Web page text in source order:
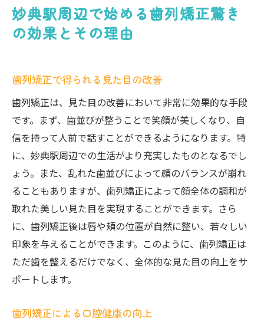
歯列矯正が必要な理由とは
理想の笑顔を手に入れる歯列矯正妙典駅周辺の
おすすめクリニックの選び方
妙典駅周辺の最新設備を備えたクリニック
歯列矯正の専門医とは
患者の声から見るクリニックの評判
クリニック訪問記：体験レビュー
予約前に知っておきたいポイント
歯列矯正で見た目を変える妙典駅近くの最新治
療法
インビザラインVSブレース：どちらが良
い？
最新の矯正技術とその効果
痛みの少ない治療オプション
妙典駅周辺で始める歯列矯正驚き
の効果とその理由
歯列矯正で得られる見た目の改善
歯列矯正は、見た目の改善において非常に効果的な手段
です。まず、歯並びが整うことで笑顔が美しくなり、自
信を持って人前で話すことができるようになります。特
に、妙典駅周辺での生活がより充実したものとなるでし
ょう。また、乱れた歯並びによって顔のバランスが崩れ
ることもありますが、歯列矯正によって顔全体の調和が
取れた美しい見た目を実現することができます。さら
に、歯列矯正後は唇や頬の位置が自然に整い、若々しい
印象を与えることができます。このように、歯列矯正は
ただ歯を整えるだけでなく、全体的な見た目の向上をサ
ポートします。
歯列矯正による口腔健康の向上